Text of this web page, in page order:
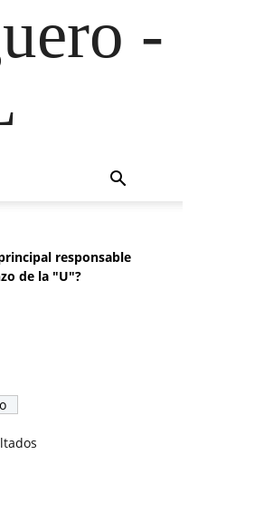
-
responsable
de la "U"?